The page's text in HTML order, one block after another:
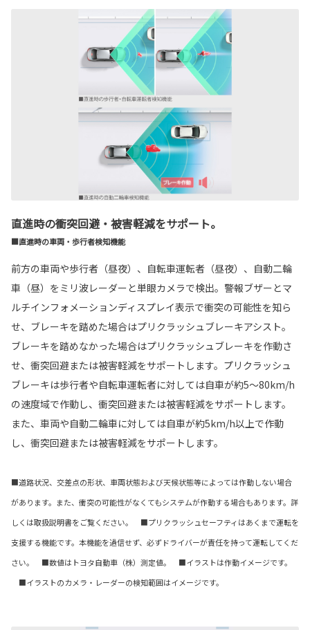
直進時の衝突回避・被害軽減をサポート。
■直進時の車両・歩行者検知機能
前方の車両や歩行者（昼夜）、自転車運転者（昼夜）、自動二輪
車（昼）をミリ波レーダーと単眼カメラで検出。警報ブザーとマ
ルチインフォメーションディスプレイ表示で衝突の可能性を知ら
せ、ブレーキを踏めた場合はプリクラッシュブレーキアシスト。
ブレーキを踏めなかった場合はプリクラッシュブレーキを作動さ
せ、衝突回避または被害軽減をサポートします。プリクラッシュ
ブレーキは歩行者や自転車運転者に対しては自車が約5〜80km/h
の速度域で作動し、衝突回避または被害軽減をサポートします。
また、車両や自動二輪車に対しては自車が約5km/h以上で作動
し、衝突回避または被害軽減をサポートします。
■道路状況、交差点の形状、車両状態および天候状態等によっては作動しない場合
があります。また、衝突の可能性がなくてもシステムが作動する場合もあります。詳
しくは取扱説明書をご覧ください。 ■プリクラッシュセーフティはあくまで運転を
支援する機能です。本機能を過信せず、必ずドライバーが責任を持って運転してくだ
さい。 ■数値はトヨタ自動車（株）測定値。 ■イラストは作動イメージです。
■イラストのカメラ・レーダーの検知範囲はイメージです。